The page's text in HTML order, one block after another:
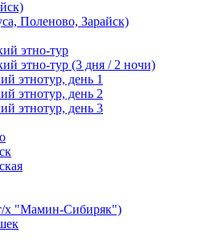
Поленово, Зарайск)
этно-тур
этно-тур (3 дня / 2 ночи)
этнотур, день 1
этнотур, день 2
этнотур, день 3
х "Мамин-Сибиряк")